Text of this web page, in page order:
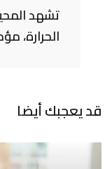
تشهد
الحرارة،
قد يعجبك أيضا